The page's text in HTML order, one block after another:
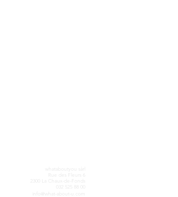
whataboutyou sàrl
Rue des Fleurs 6
2300 La Chaux-de-Fonds
info@what-about-u.com